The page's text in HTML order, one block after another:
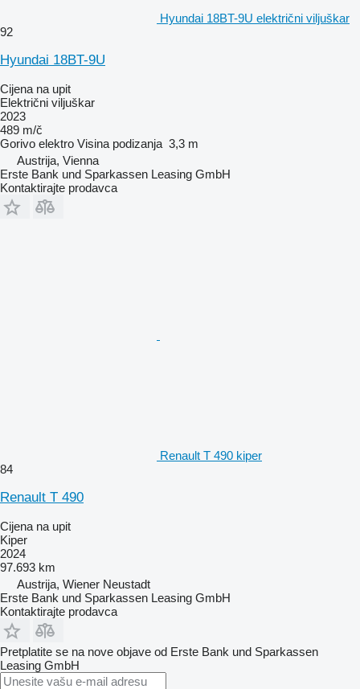
Hyundai 18BT-9U električni viljuškar
92
Hyundai 18BT-9U
Cijena na upit
Električni viljuškar
2023
489 m/č
Gorivo elektro Visina podizanja 3,3 m
Austrija, Vienna
Erste Bank und Sparkassen Leasing GmbH
Kontaktirajte prodavca
Renault T 490 kiper
84
Renault T 490
Cijena na upit
Kiper
2024
97.693 km
Austrija, Wiener Neustadt
Erste Bank und Sparkassen Leasing GmbH
Kontaktirajte prodavca
Pretplatite se na nove objave od Erste Bank und Sparkassen
Leasing GmbH